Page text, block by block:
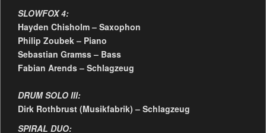
SLOWFOX 4:
Hayden Chisholm – Saxophon
Philip Zoubek – Piano
Sebastian Gramss – Bass
Fabian Arends – Schlagzeug
DRUM SOLO III:
Dirk Rothbrust (Musikfabrik) – Schlagzeug
SPIRAL DUO: